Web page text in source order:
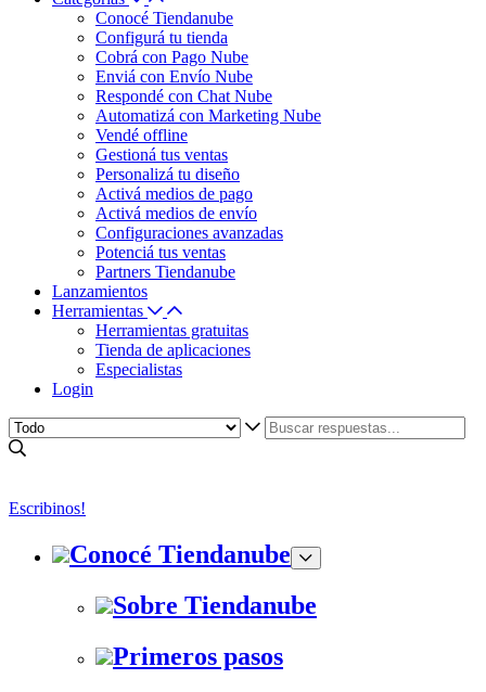
Conocé Tiendanube
Configurá tu tienda
Cobrá con Pago Nube
Enviá con Envío Nube
Respondé con Chat Nube
Automatizá con Marketing Nube
Vendé offline
Gestioná tus ventas
Personalizá tu diseño
Activá medios de pago
Activá medios de envío
Configuraciones avanzadas
Potenciá tus ventas
Partners Tiendanube
Lanzamientos
Herramientas
Herramientas gratuitas
Tienda de aplicaciones
Especialistas
Login
Escribinos!
Conocé Tiendanube
Sobre Tiendanube
Primeros pasos